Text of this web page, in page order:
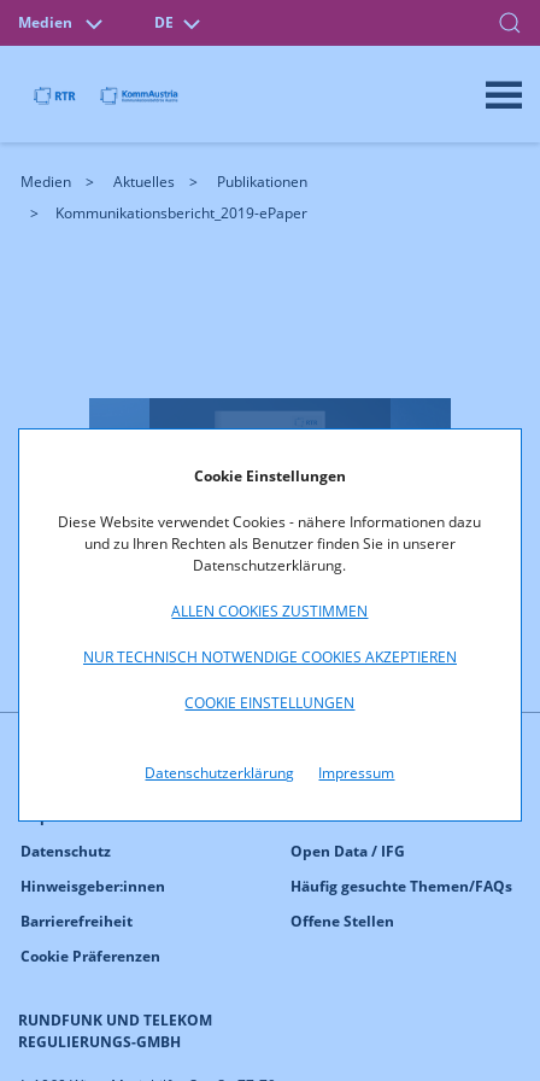
Cookie Einstellungen
Diese Website verwendet Cookies - nähere Informationen dazu
und zu Ihren Rechten als Benutzer finden Sie in unserer
Datenschutzerklärung.
ALLEN COOKIES ZUSTIMMEN
NUR TECHNISCH NOTWENDIGE COOKIES AKZEPTIEREN
COOKIE EINSTELLUNGEN
Datenschutzerklärung Impressum
Medien DE
Medien Aktuelles
Publikationen
Kommunikationsbericht_2019-ePaper
RUNDFUNK UND TELEKOM
REGULIERUNGS-GMBH
Impressum
Datenschutz
Hinweisgeber:innen
Barrierefreiheit
Cookie Präferenzen
Presse
eRTR
Open Data / IFG
Häufig gesuchte Themen/FAQs
Offene Stellen